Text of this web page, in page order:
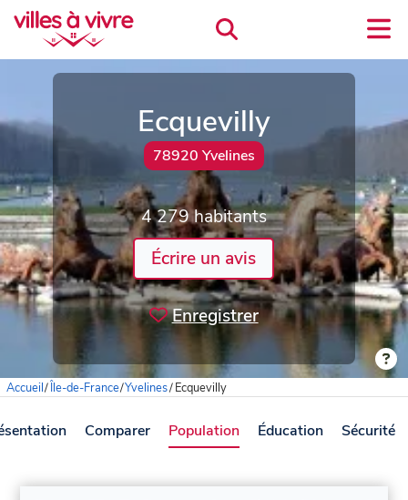
Ecquevilly
78920 Yvelines
4 279 habitants
Écrire un avis
Enregistrer
Accueil/Île-de-France/Yvelines/Ecquevilly
Comparer Population Éducation Sécurité